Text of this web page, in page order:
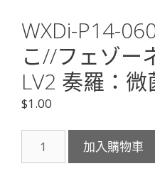
WXDi-P14-
こ//フェゾー
LV2 奏羅：微
$1.00
P14-
加入購物車